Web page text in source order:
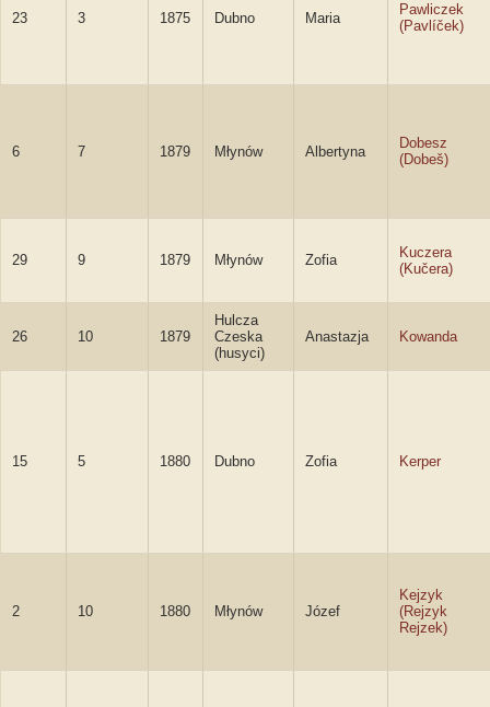
23 3 1875 Dubno Maria
Pawliczek
(Pavlíček)
6 7 1879 Młynów Albertyna
Dobesz
(Dobeš)
29 9 1879 Młynów Zofia
Kuczera
(Kučera)
26 10 1879
Hulcza
Czeska
(husyci)
Anastazja Kowanda
15 5 1880 Dubno Zofia Kerper
2 10 1880 Młynów Józef
Kejzyk
(Rejzyk
Rejzek)